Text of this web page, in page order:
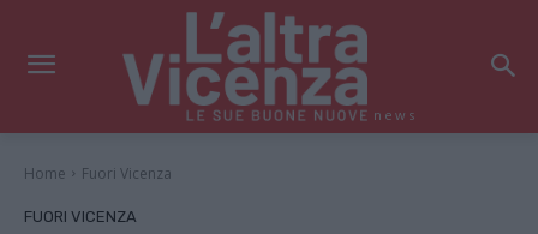
news
Home Fuori Vicenza
FUORI VICENZA